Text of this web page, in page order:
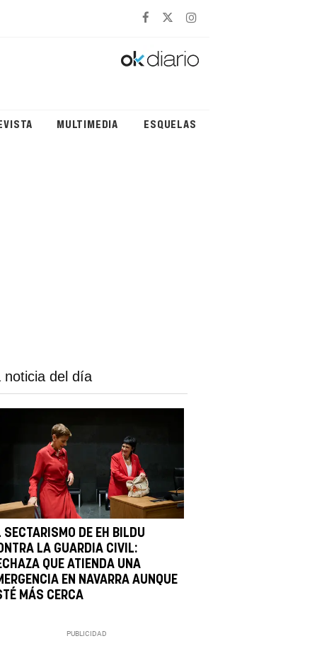
MULTIMEDIA ESQUELAS
noticia del día
SECTARISMO DE EH BILDU
LA GUARDIA CIVIL:
QUE ATIENDA UNA
EN NAVARRA AUNQUE
MÁS CERCA